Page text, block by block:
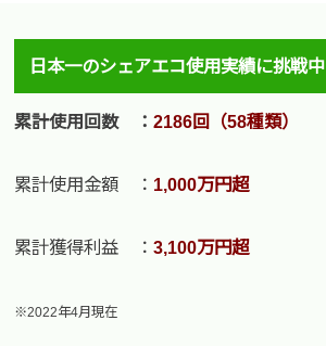
日本一のシェアエコ使用実績に挑戦中
累計使用回数 ：2186回（58種類）
累計使用金額 ： 1,000万円超
累計獲得利益 ：3,100万円超
※2022年4月現在